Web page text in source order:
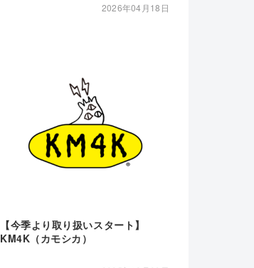
2026年04月18日
【今季より取り扱いスタート】
KM4K（カモシカ）